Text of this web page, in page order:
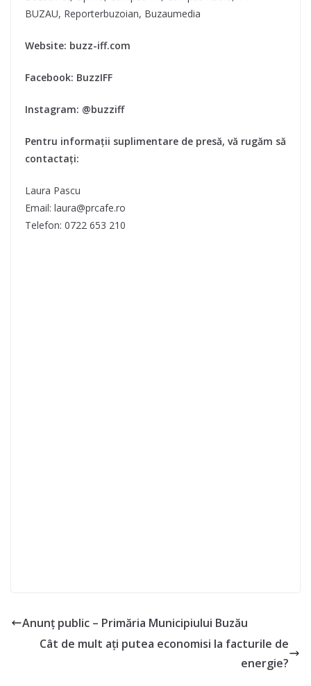
BUZAU, Reporterbuzoian, Buzaumedia
Website: buzz-iff.com
Facebook: BuzzIFF
Instagram: @buzziff
Pentru informații suplimentare de presă, vă rugăm să
contactați:
Laura Pascu
Email: laura@prcafe.ro
Telefon: 0722 653 210
Anunț public – Primăria Municipiului Buzău
Cât de mult ați putea economisi la facturile de
energie?